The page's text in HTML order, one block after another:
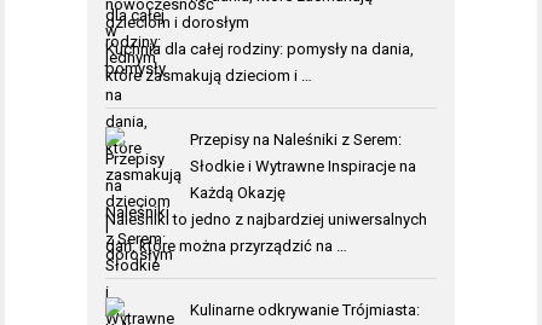
dzieciom i dorosłym
Kuchnia dla całej rodziny: pomysły na dania,
które zasmakują dzieciom i …
Przepisy na Naleśniki z Serem:
Słodkie i Wytrawne Inspiracje na
Każdą Okazję
Naleśniki to jedno z najbardziej uniwersalnych
dań, które można przyrządzić na …
Kulinarne odkrywanie Trójmiasta: